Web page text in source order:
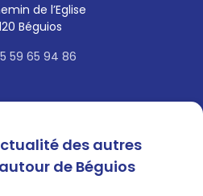
de l’Eglise
Béguios
59 65 94 86
des autres
de Béguios